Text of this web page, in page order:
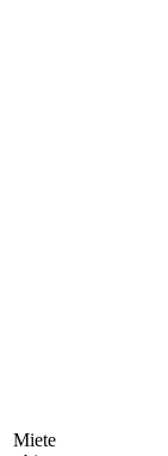
Miete